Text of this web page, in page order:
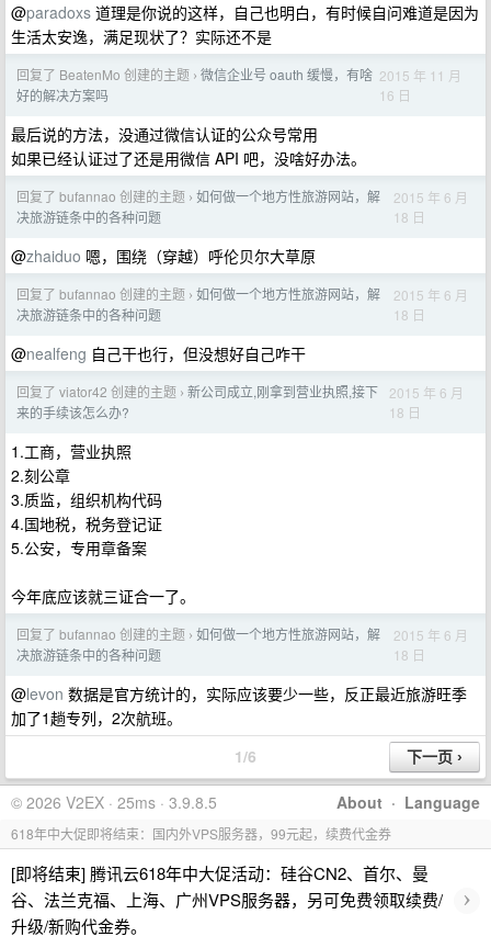
@paradoxs 道理是你说的这样，自己也明白，有时候自问难道是因为
生活太安逸，满足现状了？实际还不是
回复了 BeatenMo 创建的主题 › 微信企业号 oauth 缓慢，有啥
好的解决方案吗
2015 年 11 月
16 日
最后说的方法，没通过微信认证的公众号常用
如果已经认证过了还是用微信 API 吧，没啥好办法。
回复了 bufannao 创建的主题 › 如何做一个地方性旅游网站，解
决旅游链条中的各种问题
2015 年 6 月
18 日
@zhaiduo 嗯，围绕（穿越）呼伦贝尔大草原
回复了 bufannao 创建的主题 › 如何做一个地方性旅游网站，解
决旅游链条中的各种问题
2015 年 6 月
18 日
@nealfeng 自己干也行，但没想好自己咋干
回复了 viator42 创建的主题 › 新公司成立,刚拿到营业执照,接下
来的手续该怎么办?
2015 年 6 月
18 日
1.工商，营业执照
2.刻公章
3.质监，组织机构代码
4.国地税，税务登记证
5.公安，专用章备案
今年底应该就三证合一了。
回复了 bufannao 创建的主题 › 如何做一个地方性旅游网站，解
决旅游链条中的各种问题
2015 年 6 月
18 日
@levon 数据是官方统计的，实际应该要少一些，反正最近旅游旺季
加了1趟专列，2次航班。
1/6
About · Language
© 2026 V2EX · 25ms · 3.9.8.5
618年中大促即将结束：国内外VPS服务器，99元起，续费代金券
[即将结束] 腾讯云618年中大促活动：硅谷CN2、首尔、曼
谷、法兰克福、上海、广州VPS服务器，另可免费领取续费/
升级/新购代金券。
›